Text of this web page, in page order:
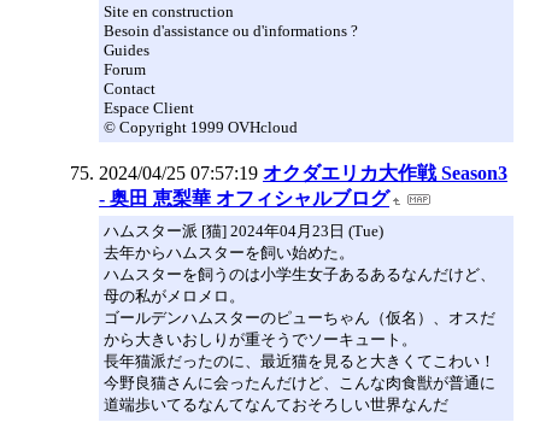
Site en construction
Besoin d'assistance ou d'informations ?
Guides
Forum
Contact
Espace Client
© Copyright 1999 OVHcloud
2024/04/25 07:57:19 オクダエリカ大作戦 Season3
- 奥田 恵梨華 オフィシャルブログ
ハムスター派 [猫] 2024年04月23日 (Tue)
去年からハムスターを飼い始めた。
ハムスターを飼うのは小学生女子あるあるなんだけど、
母の私がメロメロ。
ゴールデンハムスターのピューちゃん（仮名）、オスだ
から大きいおしりが重そうでソーキュート。
長年猫派だったのに、最近猫を見ると大きくてこわい！
今野良猫さんに会ったんだけど、こんな肉食獣が普通に
道端歩いてるなんてなんておそろしい世界なんだ